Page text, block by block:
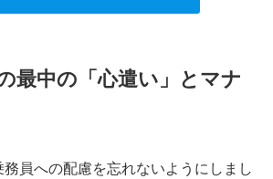
最中の「心遣い」とマナ
員への配慮を忘れないようにしまし